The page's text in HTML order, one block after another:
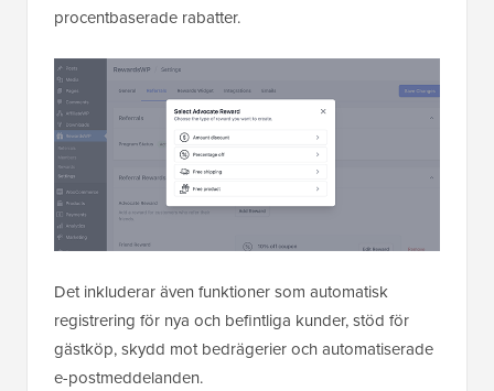
procentbaserade rabatter.
Det inkluderar även funktioner som automatisk
registrering för nya och befintliga kunder, stöd för
gästköp, skydd mot bedrägerier och automatiserade
e-postmeddelanden.